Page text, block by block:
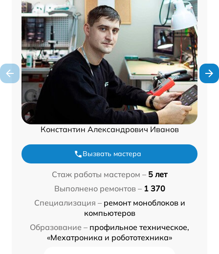
Константин Александрович Иванов
Вызвать мастера
Стаж работы мастером – 5 лет
Выполнено ремонтов – 1 370
Специализация – ремонт моноблоков и
компьютеров
Образование – профильное техническое,
«Мехатроника и робототехника»